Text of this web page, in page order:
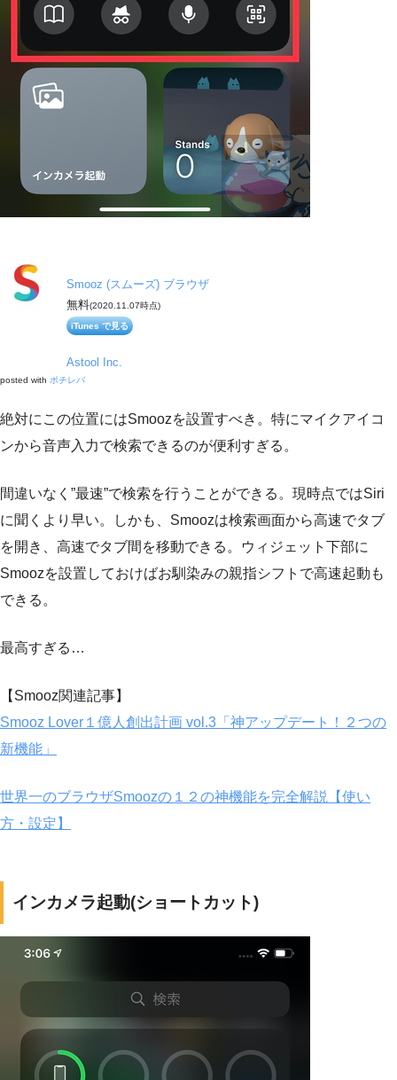
Smooz (スムーズ) ブラウザ
無料(2020.11.07時点)
iTunes で見る
Astool Inc.
posted with ポチレバ
絶対にこの位置にはSmoozを設置すべき。特にマイクアイコ
ンから音声入力で検索できるのが便利すぎる。
間違いなく”最速”で検索を行うことができる。現時点ではSiri
に聞くより早い。しかも、Smoozは検索画面から高速でタブ
を開き、高速でタブ間を移動できる。ウィジェット下部に
Smoozを設置しておけばお馴染みの親指シフトで高速起動も
できる。
最高すぎる…
【Smooz関連記事】
Smooz Lover１億人創出計画 vol.3「神アップデート！２つの
新機能」
世界一のブラウザSmoozの１２の神機能を完全解説【使い
方・設定】
インカメラ起動(ショートカット)